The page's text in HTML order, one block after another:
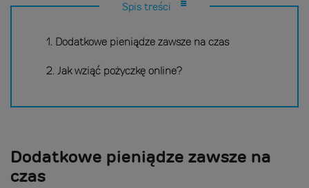
Spis treści
1. Dodatkowe pieniądze zawsze na czas
2. Jak wziąć pożyczkę online?
Dodatkowe pieniądze zawsze na
czas